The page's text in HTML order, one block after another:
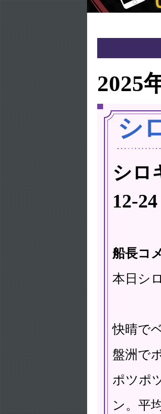
2025
シ
シロ
12-
船長コ
本日シ
快晴で
盤洲で
ポツポ
ン。平